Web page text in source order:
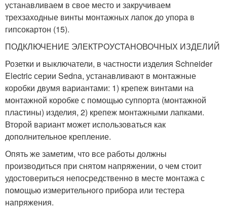
устанавливаем в свое место и закручиваем
трехзаходные винты монтажных лапок до упора в
гипсокартон (15).
ПОДКЛЮЧЕНИЕ ЭЛЕКТРОУСТАНОВОЧНЫХ ИЗДЕЛИЙ
Розетки и выключатели, в частности изделия Schneider
Electric серии Sedna, устанавливают в монтажные
коробки двумя вариантами: 1) крепеж винтами на
монтажной коробке с помощью суппорта (монтажной
пластины) изделия, 2) крепеж монтажными лапками.
Второй вариант может использоваться как
дополнительное крепление.
Опять же заметим, что все работы должны
производиться при снятом напряжении, о чем стоит
удостовериться непосредственно в месте монтажа с
помощью измерительного прибора или тестера
напряжения.